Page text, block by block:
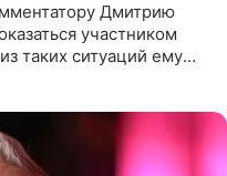
Дмитрию
участником
таких ситуаций ему